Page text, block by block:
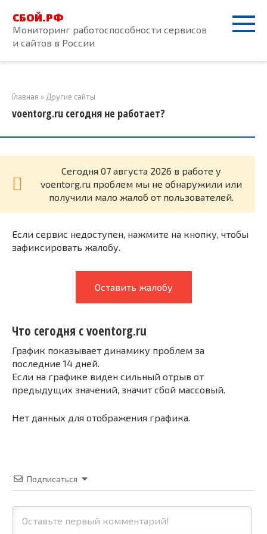
контенту
СБОЙ.РФ
Мониторинг работоспособности сервисов
и сайтов в России
Главная » Другие сайты
voentorg.ru сегодня не работает?
Cегодня 07 августа 2026 в работе у
voentorg.ru проблем мы не обнаружили или
получили мало жалоб от пользователей.
Если сервис недоступен, нажмите на кнопку, чтобы
зафиксировать жалобу.
Оставить жалобу
Что сегодня с voentorg.ru
График показывает динамику проблем за
последние 14 дней.
Если на графике виден сильный отрыв от
предыдущих значений, значит сбой массовый.
Нет данных для отображения графика.
Подписаться